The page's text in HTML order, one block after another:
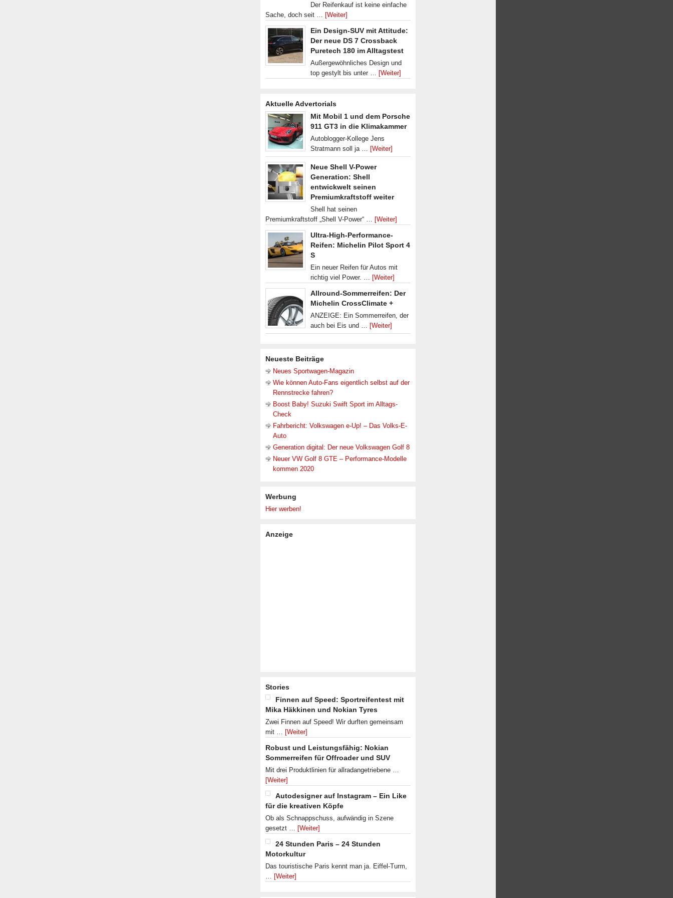
Der Reifenkauf ist keine einfache
Sache, doch seit … [Weiter]
Ein Design-SUV mit Attitude:
Der neue DS 7 Crossback
Puretech 180 im Alltagstest
Außergewöhnliches Design und
top gestylt bis unter … [Weiter]
Aktuelle Advertorials
Mit Mobil 1 und dem Porsche
911 GT3 in die Klimakammer
Autoblogger-Kollege Jens
Stratmann soll ja … [Weiter]
Neue Shell V-Power
Generation: Shell
entwickwelt seinen
Premiumkraftstoff weiter
Shell hat seinen
Premiumkraftstoff „Shell V-Power“ … [Weiter]
Ultra-High-Performance-
Reifen: Michelin Pilot Sport 4
S
Ein neuer Reifen für Autos mit
richtig viel Power. … [Weiter]
Allround-Sommerreifen: Der
Michelin CrossClimate +
ANZEIGE: Ein Sommerreifen, der
auch bei Eis und … [Weiter]
Neueste Beiträge
Neues Sportwagen-Magazin
Wie können Auto-Fans eigentlich selbst auf der
Rennstrecke fahren?
Boost Baby! Suzuki Swift Sport im Alltags-
Check
Fahrbericht: Volkswagen e-Up! – Das Volks-E-
Auto
Generation digital: Der neue Volkswagen Golf 8
Neuer VW Golf 8 GTE – Performance-Modelle
kommen 2020
Werbung
Hier werben!
Anzeige
Stories
Finnen auf Speed: Sportreifentest mit
Mika Häkkinen und Nokian Tyres
Zwei Finnen auf Speed! Wir durften gemeinsam
mit … [Weiter]
Robust und Leistungsfähig: Nokian
Sommerreifen für Offroader und SUV
Mit drei Produktlinien für allradangetriebene …
[Weiter]
Autodesigner auf Instagram – Ein Like
für die kreativen Köpfe
Ob als Schnappschuss, aufwändig in Szene
gesetzt … [Weiter]
24 Stunden Paris – 24 Stunden
Motorkultur
Das touristische Paris kennt man ja. Eiffel-Turm,
… [Weiter]